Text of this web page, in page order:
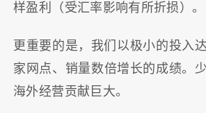
样盈利（受汇率影响有所折损）。
更重要的是，我们以极小的投入
家网点、销量数倍增长的成绩。
海外经营贡献巨大。